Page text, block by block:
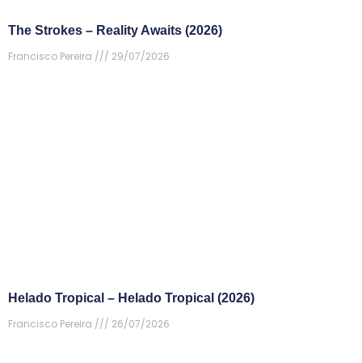
The Strokes – Reality Awaits (2026)
Francisco Pereira
29/07/2026
Helado Tropical – Helado Tropical (2026)
Francisco Pereira
26/07/2026